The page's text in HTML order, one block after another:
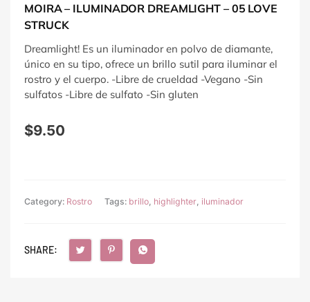
MOIRA – ILUMINADOR DREAMLIGHT – 05 LOVE
STRUCK
Dreamlight! Es un iluminador en polvo de diamante,
único en su tipo, ofrece un brillo sutil para iluminar el
rostro y el cuerpo. -Libre de crueldad -Vegano -Sin
sulfatos -Libre de sulfato -Sin gluten
$9.50
Category: Rostro Tags: brillo highlighter iluminador
SHARE: